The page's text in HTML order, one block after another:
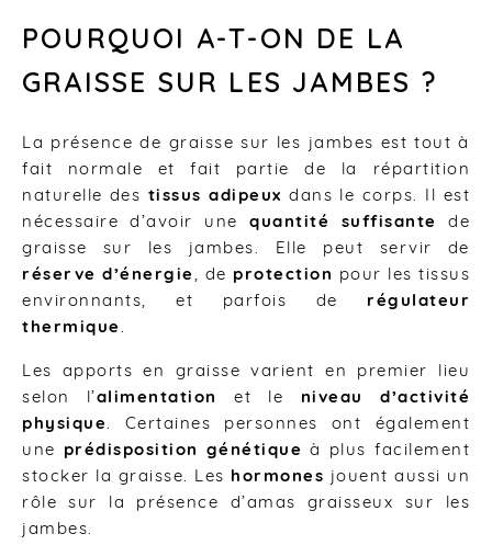
POURQUOI A-T-ON DE LA
GRAISSE SUR LES JAMBES ?
La présence de graisse sur les jambes est tout à
fait normale et fait partie de la répartition
naturelle des tissus adipeux dans le corps. Il est
nécessaire d’avoir unequantité suffisante
de
graisse sur les jambes. Elle peut servir de
réserve d’énergie, de protection pour les tissus
environnants, et parfois de régulateur
thermique.
Les apports en graisse varient en premier lieu
selon l’ alimentation et le niveau d’activité
physique. Certaines personnes ont également
une prédisposition génétique à plus facilement
stocker la graisse. Les hormones jouent aussi un
rôle sur la présence d’amas graisseux sur les
jambes.